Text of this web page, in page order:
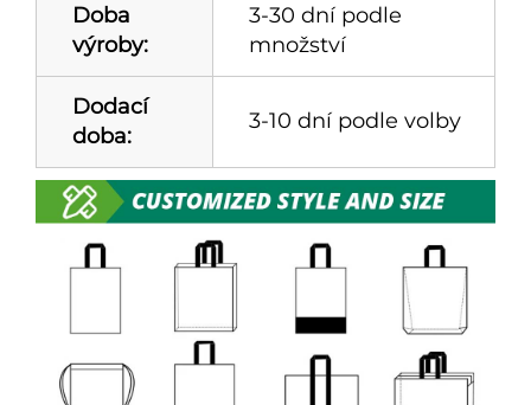
Doba
výroby:
3-30 dní podle
množství
Dodací
doba:
3-10 dní podle volby